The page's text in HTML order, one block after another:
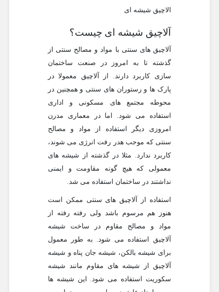
الاچیق شیشه ای
آلاچیق شیشه ای چیست؟
آلاچیق های سنتی با مواد و مصالح سنتی از
گذشته تا به امروز در صنعت ساختمان
سازی کاربرد دارند. از آلاچیق معمولا در
پارک ها و رستوران های سنتی و همچنین در
محوطه مجتمع های مسکونی و اداری
استفاده می شود. اما در معماری مدرن
امروزی دیگر استفاده از مواد و مصالح
سنتی که موجب هدر رفت انرژی می شوند،
کاربرد ندارد. مثلا در گذشته از شیشه های
معمولی که هیچ گونه مقاومت و ایمنی
نداشتند در ساختمان استفاده می شد.
استفاده از آلاچیق های سنتی ممکن است
هنوز هم مرسوم باشد ولی رفته رفته از
مواد و مصالح مقاوم در ساخت شیشه
آلاچیق استفاده می شود. به طور معمول
برای شیشه بالکن، شیشه جان پناه و شیشه
آلاچیق از شیشه های مقاوم مانند شیشه
سکوریت استفاده می شود. این شیشه ها